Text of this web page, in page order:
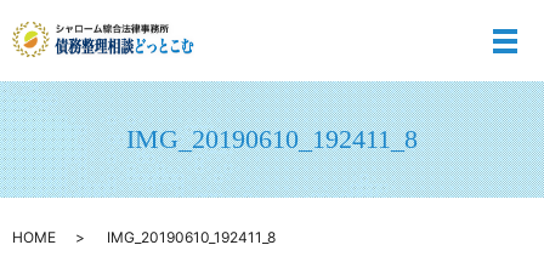
メ
IMG_20190610_192411_8
HOME IMG_20190610_192411_8